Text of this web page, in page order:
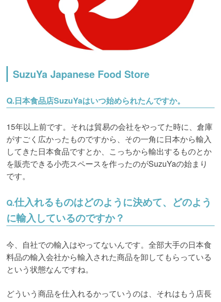
SuzuYa Japanese Food Store
Q.日本食品店SuzuYaはいつ始められたんですか。
15年以上前です。それは貿易の会社をやってた時に、倉庫
がすごく広かったものですから、その一角に日本から輸入
してきた日本食品ですとか、こっちから輸出するものとか
を販売できる小売スペースを作ったのがSuzuYaの始まり
です。
Q.仕入れるものはどのように決めて、どのよう
に輸入しているのですか？
今、自社での輸入はやってないんです。全部大手の日本食
料品の輸入会社から輸入された商品を卸してもらっている
という状態なんですね。
どういう商品を仕入れるかっていうのは、それはもう店長